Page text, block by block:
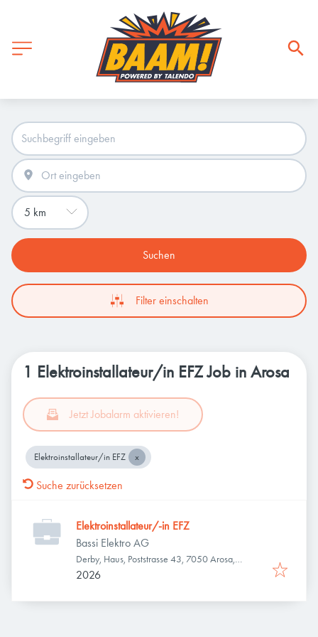
Suchen
Filter einschalten
1 Elektroinstallateur/in EFZ Job in Arosa
Jetzt Jobalarm aktivieren!
Elektroinstallateur/in EFZ
Suche zurücksetzen
Elektroinstallateur/-in EFZ
Bassi Elektro AG
Derby, Haus, Poststrasse 43, 7050 Arosa,
Schweiz
2026